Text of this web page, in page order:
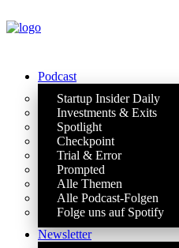
Podcast
Startup Insider Daily
Investments & Exits
Spotlight
Checkpoint
Trial & Error
Prompted
Alle Themen
Alle Podcast-Folgen
Folge uns auf Spotify
Newsletter